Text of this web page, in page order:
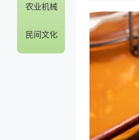
农业机械
民间文化